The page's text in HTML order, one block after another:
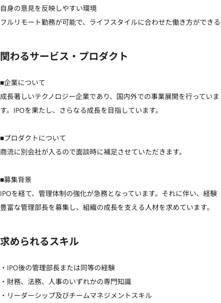
自身の意見を反映しやすい環境
フルリモート勤務が可能で、ライフスタイルに合わせた働き方ができる
関わるサービス・プロダクト
■企業について
成長著しいテクノロジー企業であり、国内外での事業展開を行っていま
す。IPOを果たし、さらなる成長を目指しています。
■プロダクトについて
商流に別会社が入るので面談時に補足させていただきます。
■募集背景
IPOを経て、管理体制の強化が急務となっています。それに伴い、経験
豊富な管理部長を募集し、組織の成長を支える人材を求めています。
求められるスキル
・IPO後の管理部長または同等の経験
・財務、法務、人事のいずれかの専門知識
・リーダーシップ及びチームマネジメントスキル